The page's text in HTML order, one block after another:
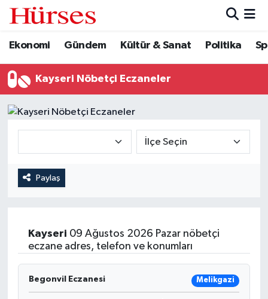
Ekonomi Gündem Kültür & Sanat Politika
Kayseri Nöbetçi Eczaneler
Paylaş
Kayseri 09 Ağustos 2026 Pazar nöbetçi
eczane adres, telefon ve konumları
Begonvil Eczanesi Melikgazi
Ekonomi
Gündem
Kültür & Sanat
Spor
Hava Durumu
Trafik Durumu
Süper Lig Puan Durumu ve Fikstür
Son Dakika Haberleri